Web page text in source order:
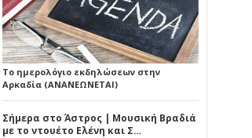
Το ημερολόγιο εκδηλώσεων στην
Αρκαδία (ΑΝΑΝΕΩΝΕΤΑΙ)
Σήμερα στο Άστρος | Μουσική Βραδιά
με το ντουέτο Ελένη και Σ…